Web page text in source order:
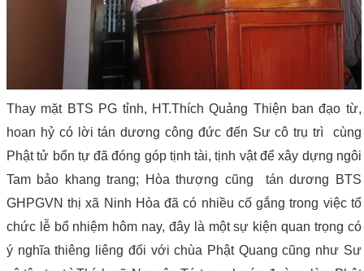
Thay mặt BTS PG tỉnh, HT.Thích Quảng Thiện ban đạo từ,
hoan hỷ có lời tán dương công đức đến Sư cô trụ trì cùng
Phật tử bổn tự đã đóng góp tịnh tài, tịnh vật để xây dựng ngôi
Tam bảo khang trang; Hòa thượng cũng tán dương BTS
GHPGVN thị xã Ninh Hòa đã có nhiều cố gắng trong việc tổ
chức lễ bổ nhiệm hôm nay, đây là một sự kiện quan trọng có
ý nghĩa thiêng liêng đối với chùa Phật Quang cũng như Sư